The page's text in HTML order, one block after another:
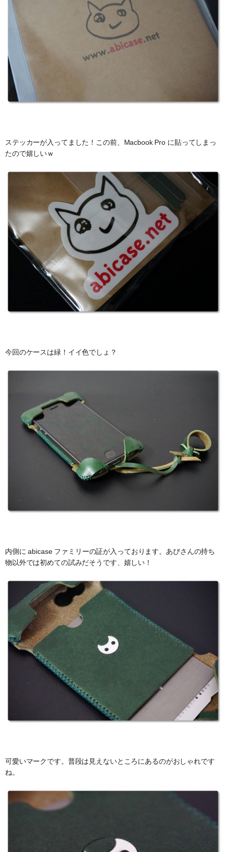
ステッカーが入ってました！この前、Macbook Pro に貼ってしまっ
たので嬉しいｗ
今回のケースは緑！イイ色でしょ？
内側に abicase ファミリーの証が入っております。あびさんの持ち
物以外では初めての試みだそうです、嬉しい！
可愛いマークです。普段は見えないところにあるのがおしゃれです
ね。